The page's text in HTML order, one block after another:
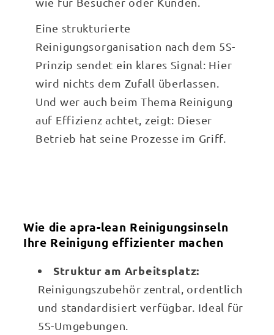
Eine strukturierte
Reinigungsorganisation nach dem 5S-
Prinzip sendet ein klares Signal: Hier
wird nichts dem Zufall überlassen.
Und wer auch beim Thema Reinigung
auf Effizienz achtet, zeigt: Dieser
Betrieb hat seine Prozesse im Griff.
Wie die apra-lean Reinigungsinseln
Ihre Reinigung effizienter machen
Struktur am Arbeitsplatz:
Reinigungszubehör zentral, ordentlich
und standardisiert verfügbar. Ideal für
5S-Umgebungen.